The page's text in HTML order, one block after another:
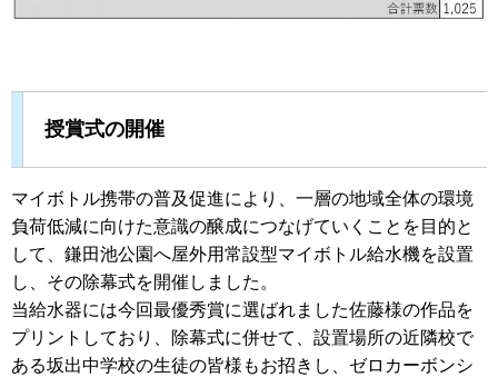
授賞式の開催
マイボトル携帯の普及促進により、一層の地域全体の環境
負荷低減に向けた意識の醸成につなげていくことを目的と
して、鎌田池公園へ屋外用常設型マイボトル給水機を設置
し、その除幕式を開催しました。
当給水器には今回最優秀賞に選ばれました佐藤様の作品を
プリントしており、除幕式に併せて、設置場所の近隣校で
ある坂出中学校の生徒の皆様もお招きし、ゼロカーボンシ